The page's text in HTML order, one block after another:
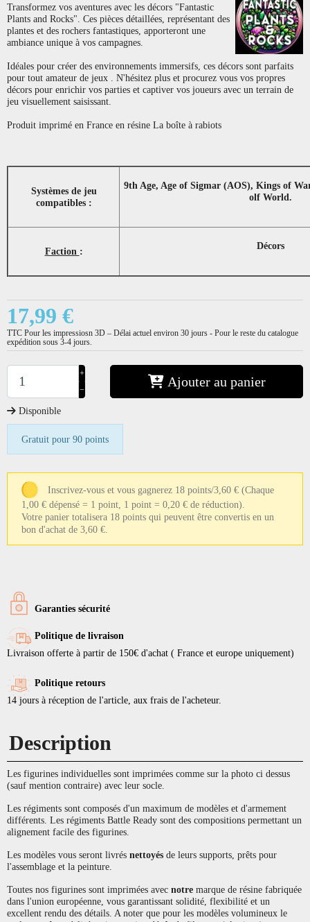
Transformez vos aventures avec les décors "Fantastic
Plants and Rocks". Ces pièces détaillées, représentant des
plantes et des rochers fantastiques, apporteront une
ambiance unique à vos campagnes.
Idéales pour créer des environnements immersifs, ces décors sont parfaits
pour tout amateur de jeux . N'hésitez plus et procurez vous vos propres
décors pour enrichir vos parties et captiver vos joueurs avec un terrain de
jeu visuellement saisissant.
Produit imprimé en France en résine La boîte à rabiots
Systèmes de jeu
compatibles :
9th Age, Age of Sigmar (AOS), Kings of
olf World.
Faction : Décors
17,99 €
TTC Pour les impressiosn 3D – Délai actuel environ 30 jours - Pour le reste du catalogue
expédition sous 3-4 jours.
+
−
Ajouter au panier
Disponible
Gratuit pour 90 points
Inscrivez-vous et vous gagnerez 18 points/3,60 € (Chaque
1,00 € dépensé = 1 point, 1 point = 0,20 € de réduction).
Votre panier totalisera 18 points qui peuvent être convertis en un
bon d'achat de 3,60 €.
Garanties sécurité
Politique de livraison
Livraison offerte à partir de 150€ d'achat ( France et europe uniquement)
Politique retours
14 jours à réception de l'article, aux frais de l'acheteur.
Description
Les figurines individuelles sont imprimées comme sur la photo ci dessus
(sauf mention contraire) avec leur socle.
Les régiments sont composés d'un maximum de modèles et d'armement
différents. Les régiments Battle Ready sont des compositions permettant un
alignement facile des figurines.
Les modèles vous seront livrés nettoyés de leurs supports, prêts pour
l'assemblage et la peinture.
Toutes nos figurines sont imprimées avec notre marque de résine fabriquée
dans l'union européenne, vous garantissant solidité, flexibilité et un
excellent rendu des détails. A noter que pour les modèles volumineux le